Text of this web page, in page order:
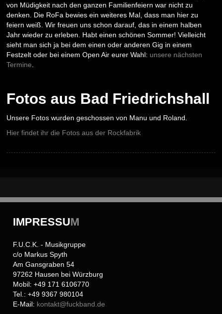
von Müdigkeit nach den ganzen Familienfeiern war nicht zu
denken. Die RoFa bewies ein weiteres Mal, dass man hier zu
feiern weiß. Wir freuen uns schon darauf, das in einem halben
Jahr wieder zu erleben. Habt einen schönen Sommer! Vielleicht
sieht man sich ja bei dem einen oder anderen Gig in einem
Festzelt oder bei einem Open Air eurer Wahl: unsere nächsten
Termine.
Fotos aus Bad Friedrichshall
Unsere Fotos wurden geschossen von Manu und Roland.
Hier findet ihr die Fotos aus der Rockfabrik
IMPRESSUM
F.U.C.K. - Musikgruppe
c/o Markus Spyth
Am Gansgraben 54
97262 Hausen bei Würzburg
Mobil: +49 171 6106770
Tel.: +49 9367 980104
E-Mail: kontakt@fuckband.de